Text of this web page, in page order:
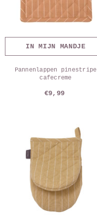
IN MIJN MANDJE
Pannenlappen pinestripe
cafecreme
€9,99